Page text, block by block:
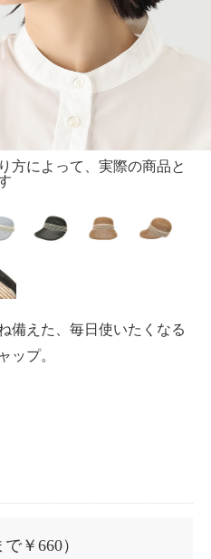
によって、実際の商品と
備えた、毎日使いたくなる
ップ。
で￥660）